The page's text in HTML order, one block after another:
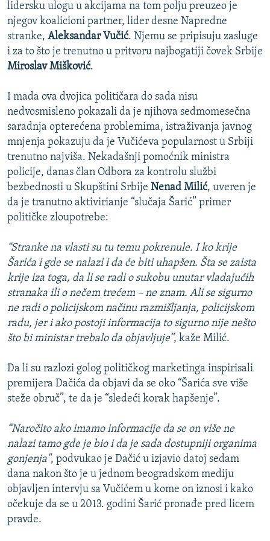
lidersku ulogu u akcijama na tom polju preuzeo je
njegov koalicioni partner, lider desne Napredne
stranke, Aleksandar Vučić. Njemu se pripisuju zasluge
i za to što je trenutno u pritvoru najbogatiji čovek Srbije
Miroslav Mišković.
I mada ova dvojica političara do sada nisu
nedvosmisleno pokazali da je njihova sedmomesečna
saradnja opterećena problemima, istraživanja javnog
mnjenja pokazuju da je Vučićeva popularnost u Srbiji
trenutno najviša. Nekadašnji pomoćnik ministra
policije, danas član Odbora za kontrolu službi
bezbednosti u Skupštini Srbije Nenad Milić, uveren je
da je tranutno aktivirianje “slučaja Šarić” primer
političke zloupotrebe:
“Stranke na vlasti su tu temu pokrenule. I ko krije
Šarića i gde se nalazi i da će biti uhapšen. Šta se zaista
krije iza toga, da li se radi o sukobu unutar vladajućih
stranaka ili o nečem trećem – ne znam. Ali se sigurno
ne radi o policijskom načinu razmišljanja, policijskom
radu, jer i ako postoji informacija to sigurno nije nešto
što bi ministar trebalo da objavljuje”, kaže Milić.
Da li su razlozi golog političkog marketinga inspirisali
premijera Dačića da objavi da se oko “Šarića sve više
steže obruč”, te da je “sledeći korak hapšenje”.
“Naročito ako imamo informacije da se on više ne
nalazi tamo gde je bio i da je sada dostupniji organima
gonjenja", podvukao je Dačić u izjavio datoj sedam
dana nakon što je u jednom beogradskom mediju
objavljen intervju sa Vučićem u kome on iznosi i kako
očekuje da se u 2013. godini Šarić pronađe pred licem
pravde.